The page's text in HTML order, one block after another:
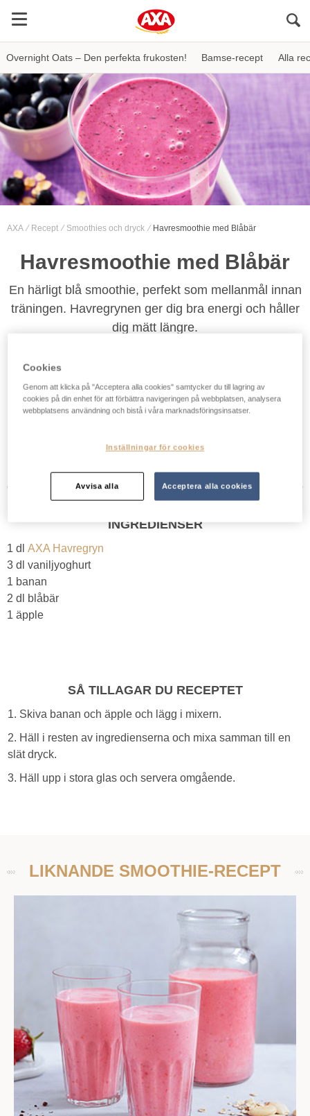
Overnight Oats – Den perfekta frukosten! Bamse-recept Alla
AXA Recept Smoothies och dryck Havresmoothie med Blåbär
Havresmoothie med Blåbär
En härligt blå smoothie, perfekt som mellanmål innan
träningen. Havregrynen ger dig bra energi och håller
dig mätt längre.
Mitt betyg:
3,3/5 baserat på 2290 röster.
INGREDIENSER
1 dl AXA Havregryn
3 dl vaniljyoghurt
1 banan
2 dl blåbär
1 äpple
SÅ TILLAGAR DU RECEPTET
1. Skiva banan och äpple och lägg i mixern.
2. Häll i resten av ingredienserna och mixa samman till en
slät dryck.
3. Häll upp i stora glas och servera omgående.
LIKNANDE SMOOTHIE-RECEPT
Cookies
Genom att klicka på "Acceptera alla cookies" samtycker du till lagring av
cookies på din enhet för att förbättra navigeringen på webbplatsen, analysera
webbplatsens användning och bistå i våra marknadsföringsinsatser.
Inställningar för cookies
Avvisa alla Acceptera alla cookies